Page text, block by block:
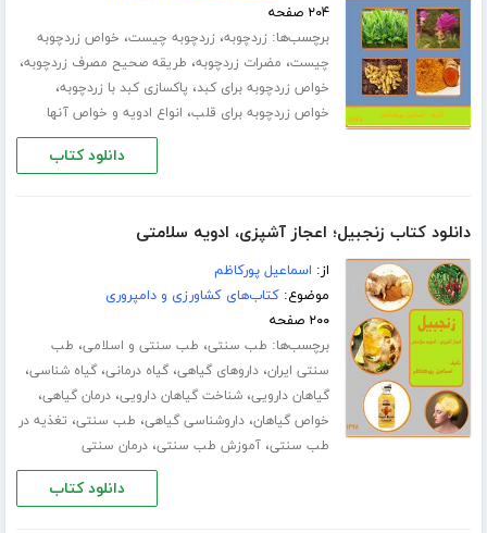
۲۰۴ صفحه
برچسب‌ها: زردچوبه، زردچوبه چیست، خواص زردچوبه
چیست، مضرات زردچوبه، طریقه صحیح مصرف زردچوبه،
خواص زردچوبه برای کبد، پاکسازی کبد با زردچوبه،
خواص زردچوبه برای قلب، انواع ادویه و خواص آنها
دانلود کتاب
دانلود کتاب زنجبیل؛ اعجاز آشپزی، ادویه سلامتی
از: اسماعیل پورکاظم
موضوع:کتاب‌های کشاورزی و دامپروری
۲۰۰ صفحه
برچسب‌ها: طب سنتی، طب سنتی و اسلامی، طب
سنتی ایران،داروهای گیاهی،گیاه درمانی،گیاه شناسی،
گیاهان دارویی،شناخت گیاهان دارویی،درمان گیاهی،
خواص گیاهان،داروشناسی گیاهی، طب سنتی، تغذیه در
طب سنتی،آموزش طب سنتی،درمان سنتی
دانلود کتاب